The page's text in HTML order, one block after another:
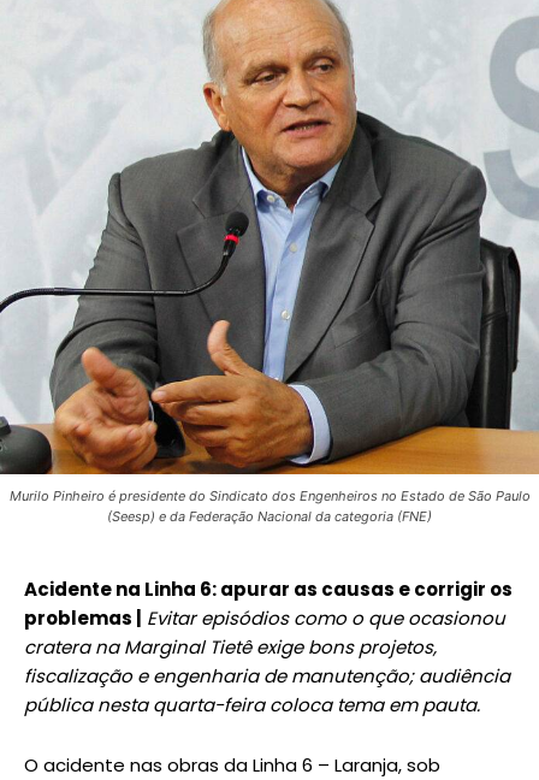
Murilo Pinheiro é presidente do Sindicato dos Engenheiros no Estado de São Paulo
(Seesp) e da Federação Nacional da categoria (FNE)
Acidente na Linha 6: apurar as causas e corrigir os
problemas |
Evitar episódios como o que ocasionou
cratera na Marginal Tietê exige bons projetos,
fiscalização e engenharia de manutenção; audiência
pública nesta quarta-feira coloca tema em pauta.
O acidente nas obras da Linha 6 – Laranja, sob